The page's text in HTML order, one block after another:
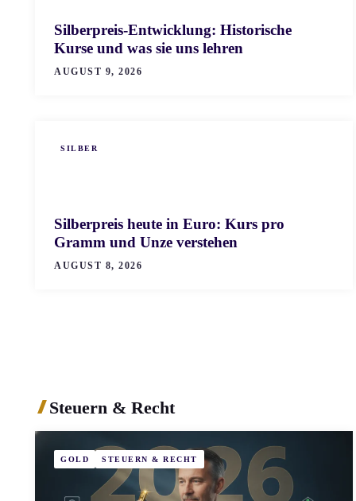
Silberpreis-Entwicklung: Historische
Kurse und was sie uns lehren
AUGUST 9, 2026
SILBER
Silberpreis heute in Euro: Kurs pro
Gramm und Unze verstehen
AUGUST 8, 2026
Steuern & Recht
GOLD STEUERN & RECHT